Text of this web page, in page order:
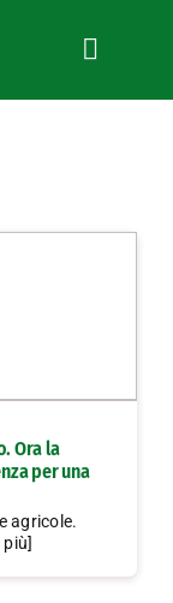
Ora la
per una
agricole.